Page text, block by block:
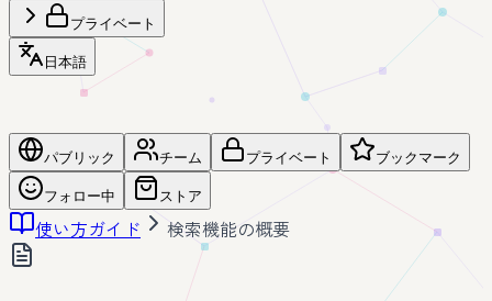
プライベート
日本語
パブリック チーム プライベート ブックマーク
フォロー中 ストア
使い方ガイド 検索機能の概要